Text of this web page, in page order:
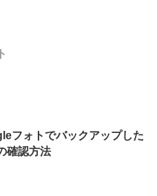
フォトでバックアップした
確認方法